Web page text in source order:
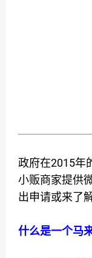
政府在2015年
小贩商家提供
出申请或来了
什么是一个马